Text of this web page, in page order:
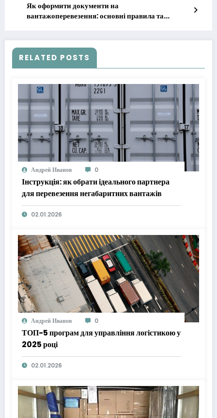
Як оформити документи на
вантажоперевезення: основні правила та
RELATED POSTS
Андрей Иванов 0
Інструкція: як обрати ідеального партнера
для перевезення негабаритних вантажів
02.01.2026
Андрей Иванов 0
ТОП-5 програм для управління логістикою у
2025 році
02.01.2026